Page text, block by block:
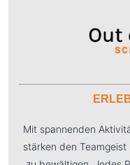
Mit spannenden
stärken den